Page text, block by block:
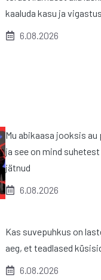
kaaluda kasu ja
6.08.2026
Mu abikaasa jooksis au
ja see on mind
jätnud
6.08.2026
Kas suvepuhkus on
aeg, et teadlased
6.08.2026